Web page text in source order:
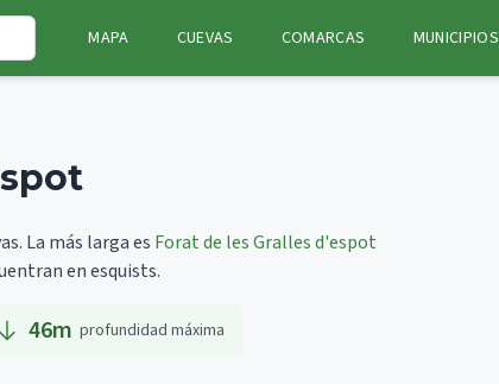
MAPA CUEVAS COMARCAS MUNICIPIOS
La más larga es Forat de les Gralles d'espot
en esquists.
46m profundidad máxima